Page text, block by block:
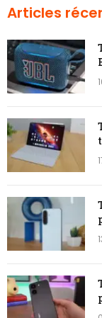
Articles